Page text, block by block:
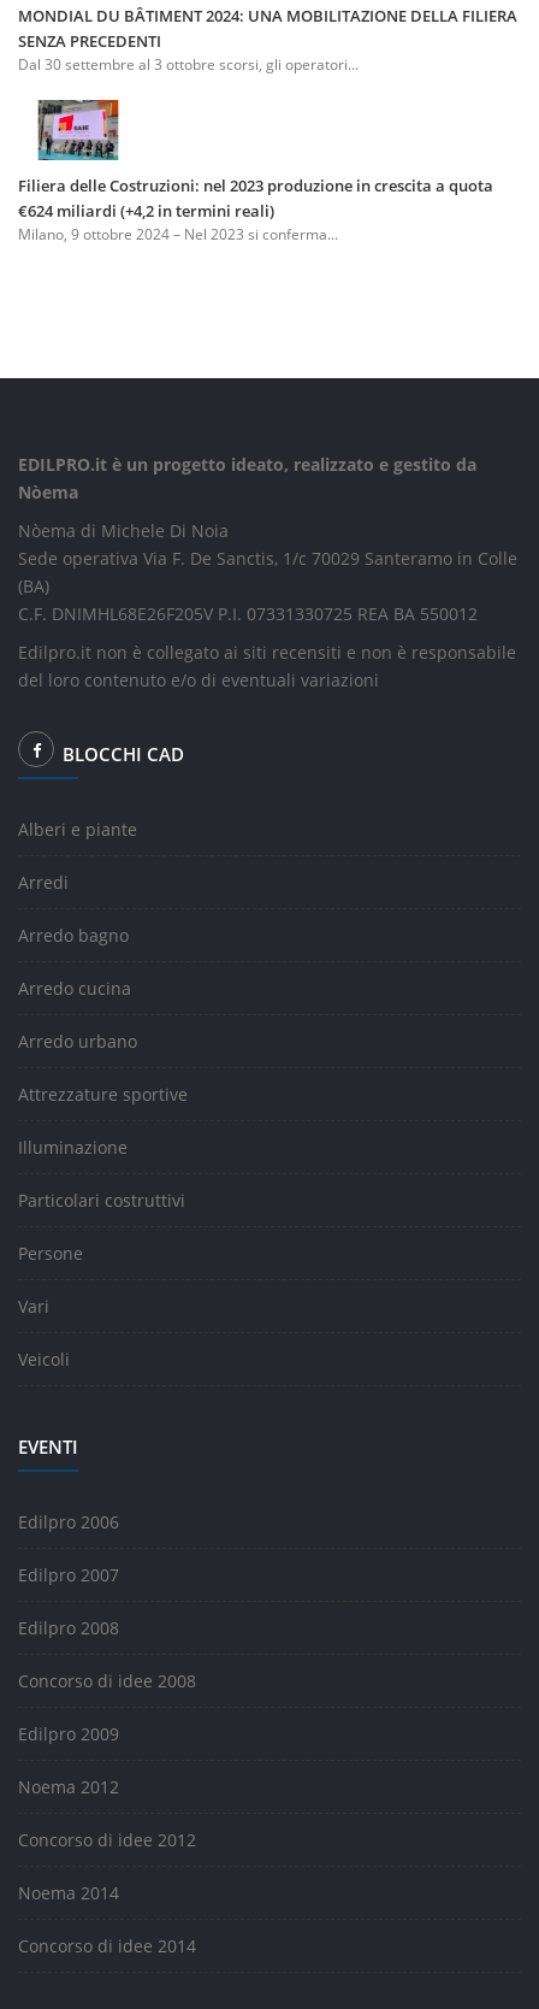
MONDIAL DU BÂTIMENT 2024: UNA MOBILITAZIONE DELLA FILIERA
SENZA PRECEDENTI
Dal 30 settembre al 3 ottobre scorsi, gli operatori...
Filiera delle Costruzioni: nel 2023 produzione in crescita a quota
€624 miliardi (+4,2 in termini reali)
Milano, 9 ottobre 2024 – Nel 2023 si conferma...
EDILPRO.it è un progetto ideato, realizzato e gestito da
Nòema
Nòema di Michele Di Noia
Sede operativa Via F. De Sanctis, 1/c 70029 Santeramo in Colle
(BA)
C.F. DNIMHL68E26F205V P.I. 07331330725 REA BA 550012
Edilpro.it non è collegato ai siti recensiti e non è responsabile
del loro contenuto e/o di eventuali variazioni
BLOCCHI CAD
Alberi e piante
Arredi
Arredo bagno
Arredo cucina
Arredo urbano
Attrezzature sportive
Illuminazione
Particolari costruttivi
Persone
Vari
Veicoli
EVENTI
Edilpro 2006
Edilpro 2007
Edilpro 2008
Concorso di idee 2008
Edilpro 2009
Noema 2012
Concorso di idee 2012
Noema 2014
Concorso di idee 2014